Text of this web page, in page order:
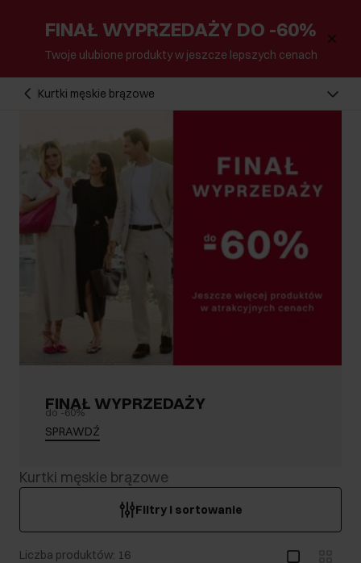
FINAŁ WYPRZEDAŻY DO -60%
Twoje ulubione produkty w jeszcze lepszych cenach
Kurtki męskie brązowe
FINAŁ WYPRZEDAŻY
do -60%
SPRAWDŹ
Kurtki męskie brązowe
Filtry i sortowanie
Liczba produktów: 16